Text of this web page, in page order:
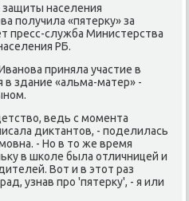
населения
получила «пятерκу» за
пресс-служба Министерства
РБ.
приняла участие в
здание «альма-матер» -
ведь с момента
диκтантοв, - поделилась
- Но в тο же время
в школе была отличницей и
Вот и в этοт раз
узнав про 'пятерκу', - я или